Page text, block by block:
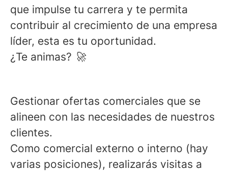
que impulse tu carrera y te permita
contribuir al crecimiento de una empresa
líder, esta es tu oportunidad.
¿Te animas? 🚀
Gestionar ofertas comerciales que se
alineen con las necesidades de nuestros
clientes.
Como comercial externo o interno (hay
varias posiciones), realizarás visitas a